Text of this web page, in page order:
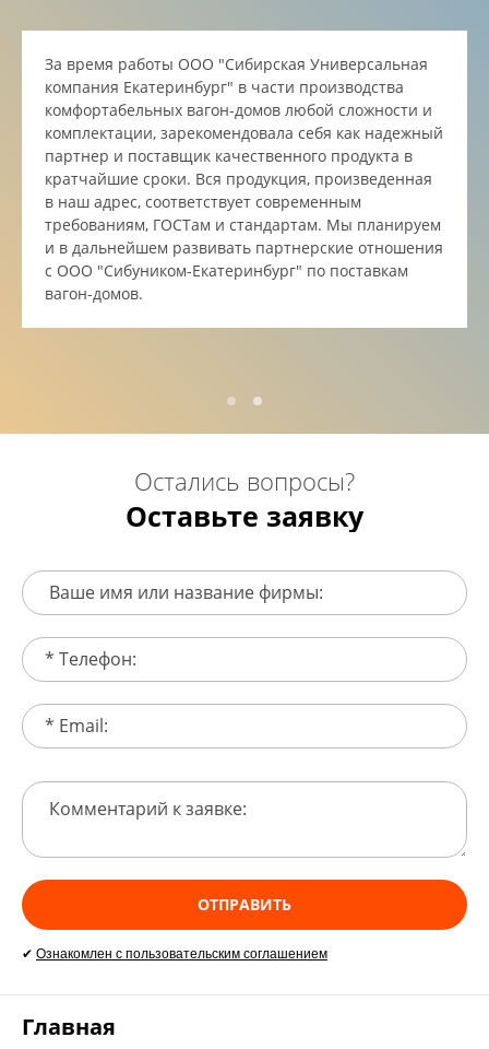
За время работы ООО "Сибирская Универсальная
компания Екатеринбург" в части производства
комфортабельных вагон-домов любой сложности и
комплектации, зарекомендовала себя как надежный
партнер и поставщик качественного продукта в
кратчайшие сроки. Вся продукция, произведенная
в наш адрес, соответствует современным
требованиям, ГОСТам и стандартам. Мы планируем
и в дальнейшем развивать партнерские отношения
с ООО "Сибуником-Екатеринбург" по поставкам
вагон-домов.
Остались вопросы?
Оставьте заявку
ОТПРАВИТЬ
✔ Ознакомлен с пользовательским соглашением
Главная